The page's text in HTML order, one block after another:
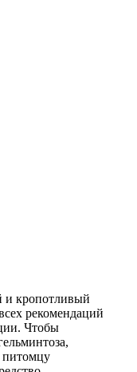
и кропотливый
рекомендаций
Чтобы
питомцу